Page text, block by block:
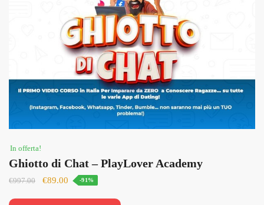
In offerta!
Ghiotto di Chat – PlayLover Academy
€997.00
Il
€89.00 Il
-91%